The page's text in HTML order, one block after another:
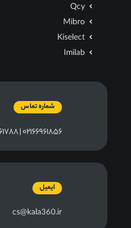
Qcy
Mibro
Kiselect
Imilab
شماره تماس
۰۲۱۶۶۹۶۱۸۵۶ | ۰۲۱۶۶۴۶۱۷۸۸
ایمیل
cs@kala360.ir